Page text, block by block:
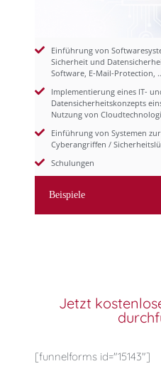
Modul IT-
Einführung von
Sicherheit und
Software, E-Mail-Protection,
Implementierung eines IT-
Datensicherheitskonzepts
Nutzung von
Einführung von Systemen
Cyberangriffen /
Schulungen
Beispiele
Jetzt
[funnelforms id="15143"]